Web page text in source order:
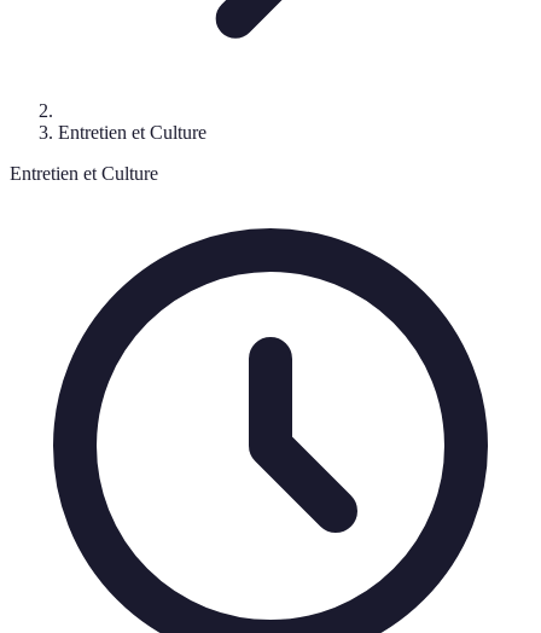
Entretien et Culture
Entretien et Culture